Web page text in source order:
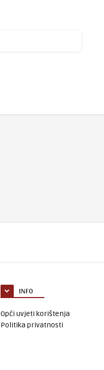
INFO
Opći uvjeti korištenja
Politika privatnosti